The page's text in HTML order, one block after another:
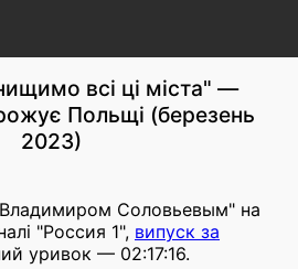
всі ці міста" —
Польщі (березень
2023)
Владимиром Соловьевым" на
"Россия 1", випуск за
уривок — 02:17:16.